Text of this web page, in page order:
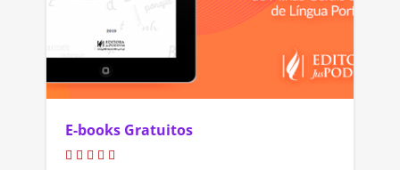
E-books Gratuitos